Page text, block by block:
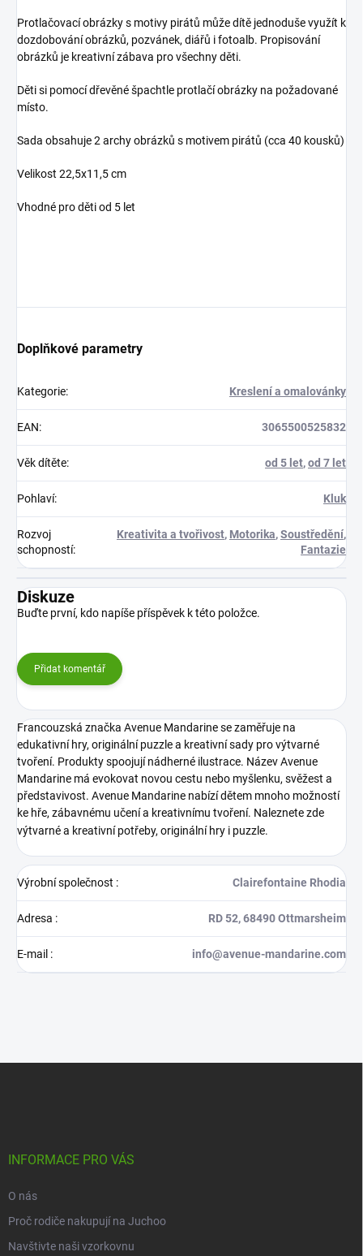
Protlačovací obrázky s motivy pirátů může dítě jednoduše využít k
dozdobování obrázků, pozvánek, diářů i fotoalb. Propisování
obrázků je kreativní zábava pro všechny děti.
Děti si pomocí dřevěné špachtle protlačí obrázky na požadované
místo.
Sada obsahuje 2 archy obrázků s motivem pirátů (cca 40 kousků)
Velikost 22,5x11,5 cm
Vhodné pro děti od 5 let
Doplňkové parametry
Kategorie: Kreslení a omalovánky
EAN: 3065500525832
Věk dítěte: od 5 let,od 7 let
Pohlaví: Kluk
Rozvoj
schopností:
Kreativita a tvořivost, Motorika,Soustředění,
Fantazie
Diskuze
Buďte první, kdo napíše příspěvek k této položce.
Přidat komentář
Francouzská značka Avenue Mandarine se zaměřuje na
edukativní hry, originální puzzle a kreativní sady pro výtvarné
tvoření. Produkty spoojují nádherné ilustrace. Název Avenue
Mandarine má evokovat novou cestu nebo myšlenku, svěžest a
představivost. Avenue Mandarine nabízí dětem mnoho možností
ke hře, zábavnému učení a kreativnímu tvoření. Naleznete zde
výtvarné a kreativní potřeby, originální hry i puzzle.
Výrobní společnost : Clairefontaine Rhodia
Adresa : RD 52, 68490 Ottmarsheim
E-mail : info@avenue-mandarine.com
INFORMACE PRO VÁS
O nás
Proč rodiče nakupují na Juchoo
Navštivte naši vzorkovnu